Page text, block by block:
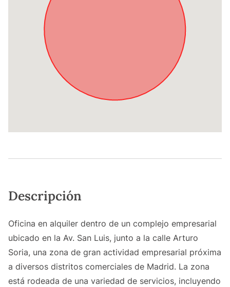
Descripción
Oficina en alquiler dentro de un complejo empresarial
ubicado en la Av. San Luis, junto a la calle Arturo
Soria, una zona de gran actividad empresarial próxima
a diversos distritos comerciales de Madrid. La zona
está rodeada de una variedad de servicios, incluyendo